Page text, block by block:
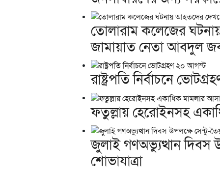
তোলারাম কলেজের
জামায়াত নেতা আবদুল
রাষ্ট্রপতি নির্বাচনে
ফতুল্লায় হেরোইনসহ
জুলাই গণঅভ্যুত্থান দিবস
শোভাযাত্রা